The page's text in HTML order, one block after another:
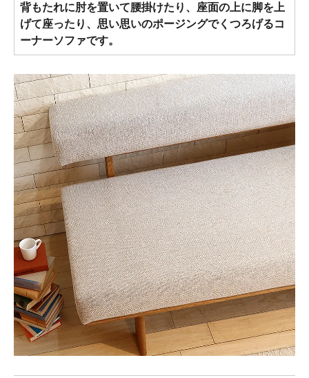
背もたれに肘を置いて腰掛けたり、座面の上に脚を上
げて座ったり、思い思いのポージングでくつろげるコ
ーナーソファです。